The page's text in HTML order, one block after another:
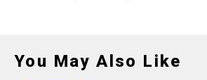
You May Also Like